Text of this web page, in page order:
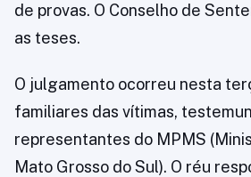
de provas. O Conselho de
as teses.
O julgamento ocorreu nesta
familiares das vítimas,
representantes do MPMS
Mato Grosso do Sul). O réu